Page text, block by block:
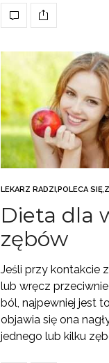
LEKARZ RADZI POLECA SIĘ
Dieta dla
zębów
Jeśli przy kontakcie
lub wręcz
ból, najpewniej jest
objawia się ona
jednego lub kilku